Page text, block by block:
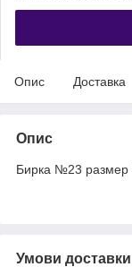
Опис Доставка
Опис
Бирка №23 размер
Умови доставки